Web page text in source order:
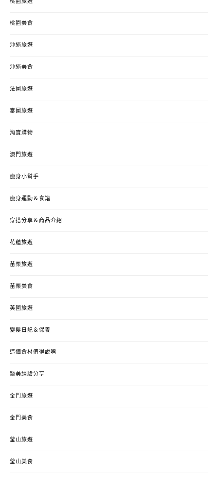
桃園旅遊
桃園美食
沖繩旅遊
沖繩美食
法國旅遊
泰國旅遊
淘寶購物
澳門旅遊
瘦身小幫手
瘦身運動＆食譜
穿搭分享＆商品介紹
花蓮旅遊
苗栗旅遊
苗栗美食
英國旅遊
變髮日記＆保養
這個食材值得說嘴
醫美經驗分享
金門旅遊
金門美食
釜山旅遊
釜山美食